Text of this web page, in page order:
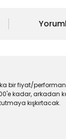
bir fiyat/
kadar,
kışkırtacak.